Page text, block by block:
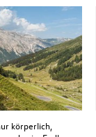
körperlich,